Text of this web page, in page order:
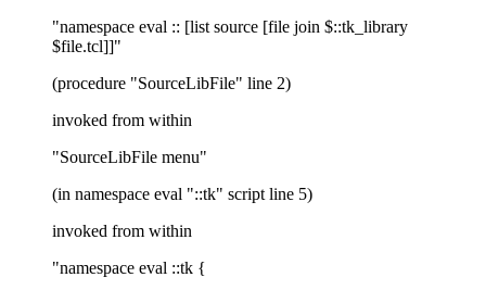
"namespace eval :: [list source [file join $::tk_library
$file.tcl]]"
(procedure "SourceLibFile" line 2)
invoked from within
"SourceLibFile menu"
(in namespace eval "::tk" script line 5)
invoked from within
"namespace eval ::tk {